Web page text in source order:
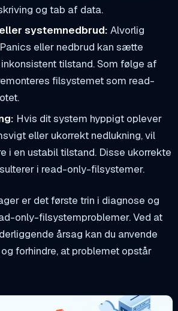
og tab af data.
systemnedbrud: Alvorlig
eller nedbrud kan sætte
tilstand. Som følge af
filsystemet som read-
Hvis dit system hyppigt oplever
eller ukorrekt nedlukning, vil
i en ustabil tilstand. Disse ukorrekte
i read-only-filsystemer.
er det første trin i diagnose og
only-filsystemproblemer. Ved at
årsag kan du anvende
forhindre, at problemet opstår